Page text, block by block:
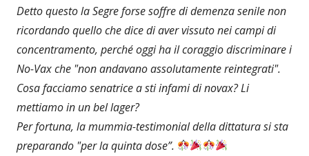
Detto questo la Segre forse soffre di demenza senile non
ricordando quello che dice di aver vissuto nei campi di
concentramento, perché oggi ha il coraggio discriminare i
No-Vax che "non andavano assolutamente reintegrati".
Cosa facciamo senatrice a sti infami di novax? Li
mettiamo in un bel lager?
Per fortuna, la mummia-testimonial della dittatura si sta
preparando "per la quinta dose”.